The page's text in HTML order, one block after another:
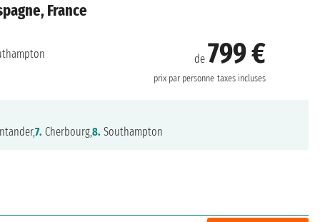
France
de 799 €
prix par personne taxes incluses
7. Cherbourg,8. Southampton